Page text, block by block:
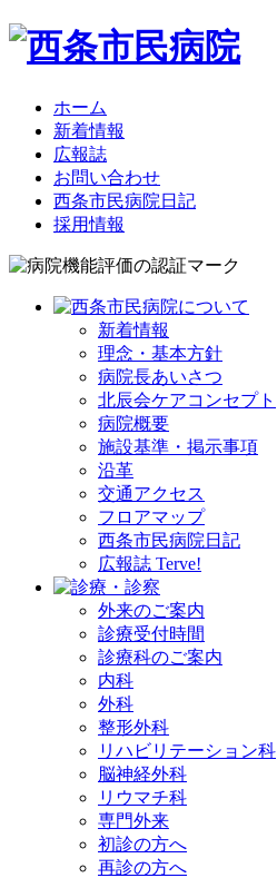
ホーム
新着情報
広報誌
お問い合わせ
西条市民病院日記
採用情報
新着情報
理念・基本方針
病院長あいさつ
北辰会ケアコンセプト
病院概要
施設基準・掲示事項
沿革
交通アクセス
フロアマップ
西条市民病院日記
広報誌 Terve!
外来のご案内
診療受付時間
診療科のご案内
内科
外科
整形外科
リハビリテーション科
脳神経外科
リウマチ科
専門外来
初診の方へ
再診の方へ